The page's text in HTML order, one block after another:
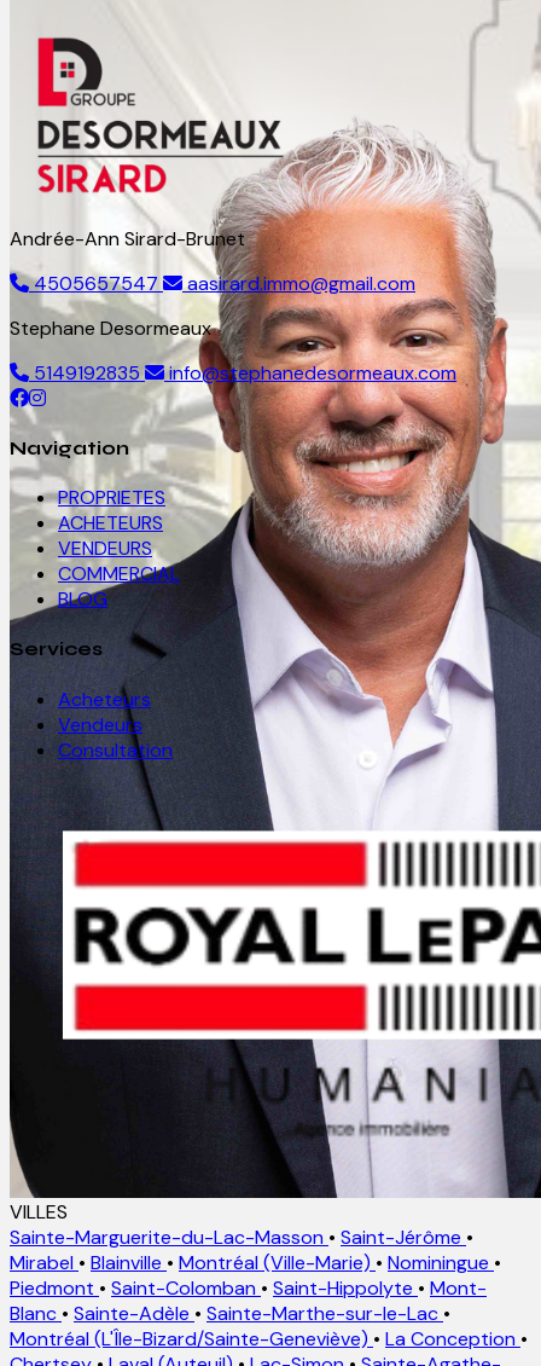
Andrée-Ann Sirard-Brunet
4505657547
aasirard.immo@gmail.com
Stephane Desormeaux
5149192835
info@stephanedesormeaux.com
Navigation
PROPRIETES
ACHETEURS
VENDEURS
COMMERCIAL
BLOG
Services
Acheteurs
Vendeurs
Consultation
VILLES
Sainte-Marguerite-du-Lac-Masson • Saint-Jérôme •
Mirabel • Blainville • Montréal (Ville-Marie) • Nominingue •
Piedmont • Saint-Colomban • Saint-Hippolyte • Mont-
Blanc • Sainte-Adèle • Sainte-Marthe-sur-le-Lac •
Montréal (L'Île-Bizard/Sainte-Geneviève) • La Conception •